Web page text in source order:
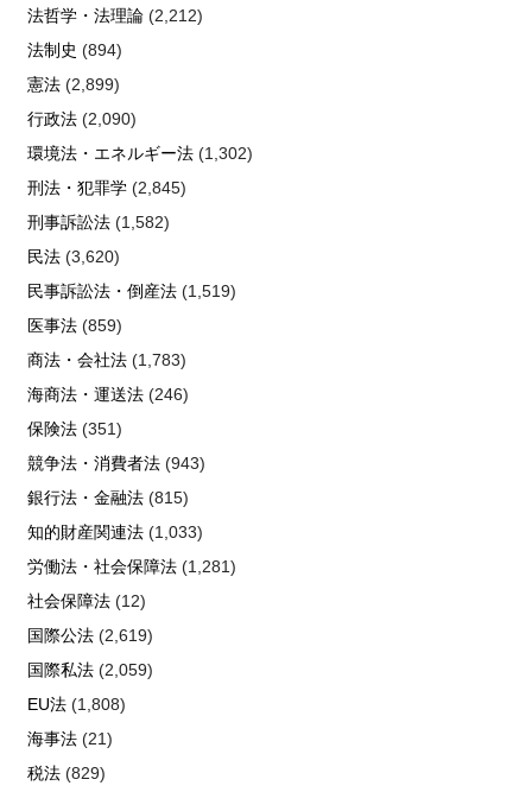
法哲学・法理論(2,212)
法制史 (894)
憲法(2,899)
行政法(2,090)
環境法・エネルギー法(1,302)
刑法・犯罪学(2,845)
刑事訴訟法(1,582)
民法(3,620)
民事訴訟法・倒産法(1,519)
医事法(859)
商法・会社法(1,783)
海商法・運送法(246)
保険法(351)
競争法・消費者法(943)
銀行法・金融法(815)
知的財産関連法(1,033)
労働法・社会保障法(1,281)
社会保障法(12)
国際公法(2,619)
国際私法(2,059)
EU法(1,808)
海事法(21)
税法(829)